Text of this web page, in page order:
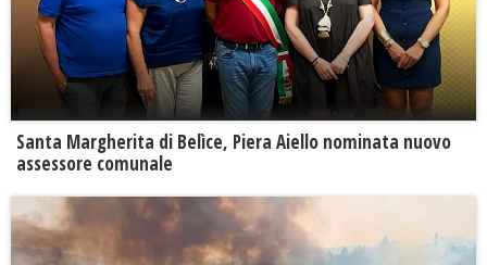
Santa Margherita di Belìce, Piera Aiello nominata nuovo
assessore comunale